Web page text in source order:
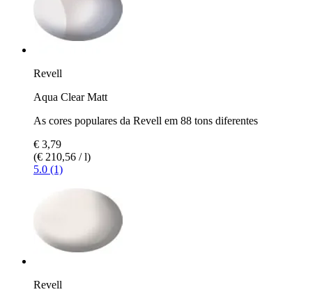
Revell
Aqua Clear Matt
As cores populares da Revell em 88 tons diferentes
€ 3,79
(€ 210,56 / l)
5.0 (1)
Revell